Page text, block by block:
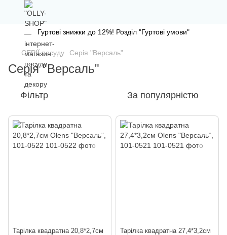
Гуртові знижки до 12%! Розділ "Гуртові умови"
СЕРІЇ посуду Серія "Версаль"
Серія "Версаль"
Фільтр За популярністю
Тарілка квадратна 20,8*2,7см
Тарілка квадратна 27,4*3,2см